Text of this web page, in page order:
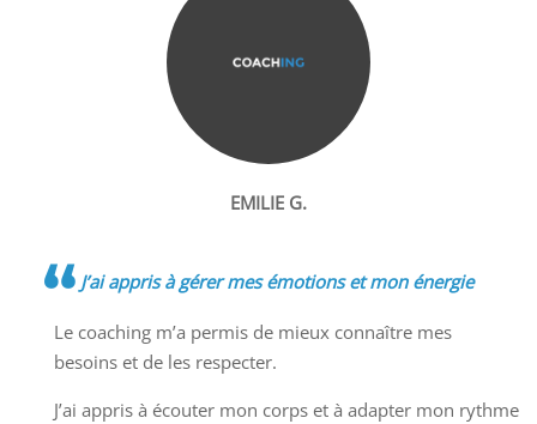
EMILIE G.
J’ai appris à gérer mes émotions et mon énergie
Le coaching m’a permis de mieux connaître mes
besoins et de les respecter.
J’ai appris à écouter mon corps et à adapter mon rythme